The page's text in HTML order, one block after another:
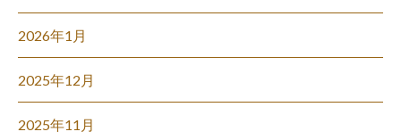
2026年1月
2025年12月
2025年11月